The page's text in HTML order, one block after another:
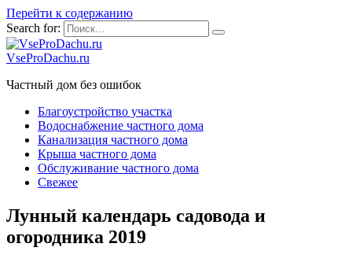
Перейти к содержанию
Search for:
VseProDachu.ru
Частный дом без ошибок
Благоустройство участка
Водоснабжение частного дома
Канализация частного дома
Крыша частного дома
Обслуживание частного дома
Свежее
Лунный календарь садовода и
огородника 2019